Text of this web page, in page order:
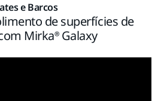
e Barcos
de superfícies de
Mirka® Galaxy